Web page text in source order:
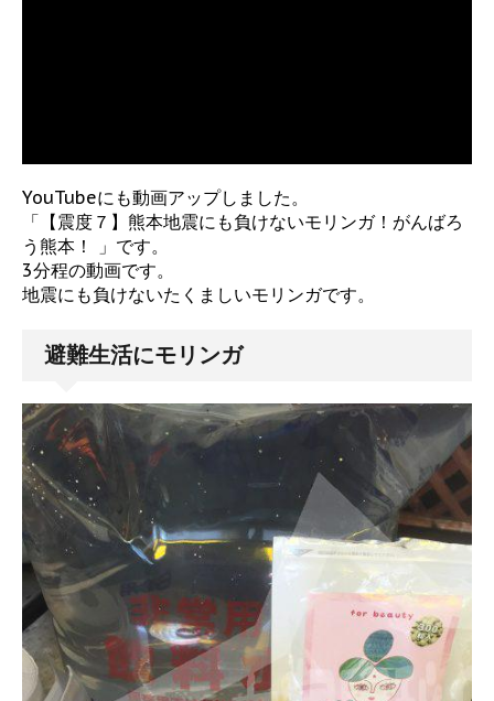
YouTubeにも動画アップしました。
「【震度７】熊本地震にも負けないモリンガ！がんばろ
う熊本！ 」です。
3分程の動画です。
地震にも負けないたくましいモリンガです。
避難生活にモリンガ